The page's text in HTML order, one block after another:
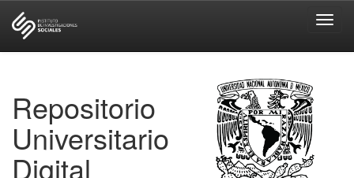
Repositorio
Universitario
Digital